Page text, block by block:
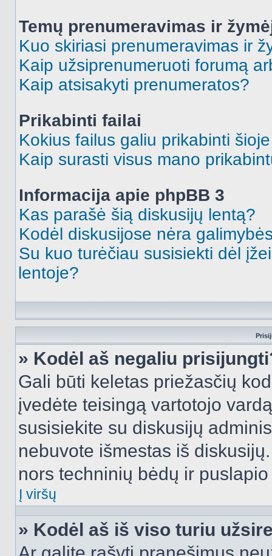
Temų prenumeravimas ir
Kuo skiriasi prenumeravimas ir
Kaip užsiprenumeruoti forumą
Kaip atsisakyti prenumeratos?
Prikabinti failai
Kokius failus galiu prikabinti
Kaip surasti visus mano
Informacija apie phpBB 3
Kas parašė šią diskusijų lentą?
Kodėl diskusijose nėra
Su kuo turėčiau susisiekti dėl
lentoje?
» Kodėl aš negaliu
Gali būti keletas priežasčių
įvedėte teisingą vartotojo
susisiekite su diskusijų
nebuvote išmestas iš
nors techninių bėdų ir
Į viršų
» Kodėl aš iš viso turiu